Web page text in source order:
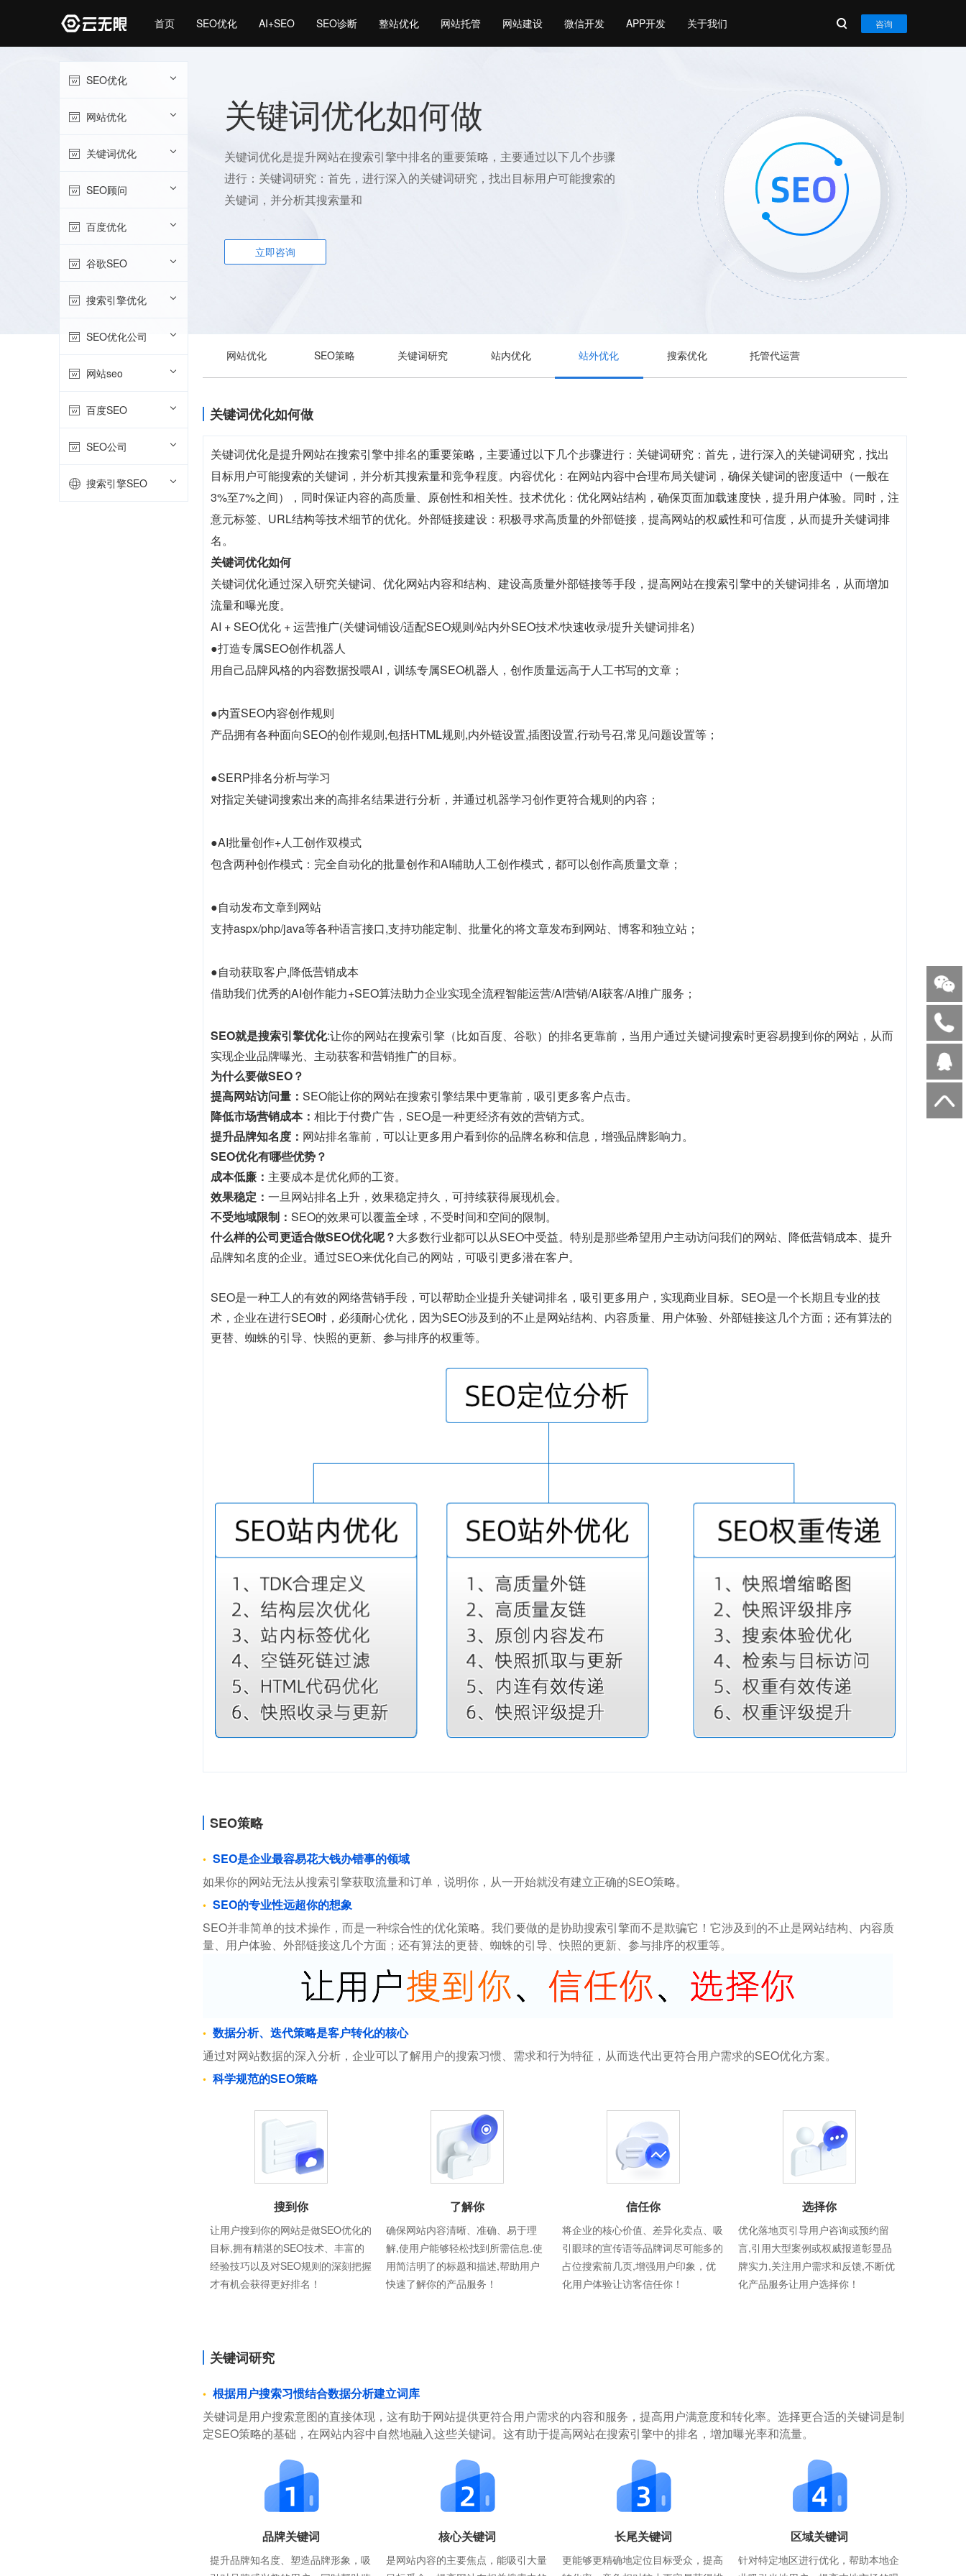
首页 SEO优化 AI+SEO SEO诊断 整站优化 网站托管 网站建设 微信开发 APP开发 关于我们 咨询
关键词优化如何做
关键词优化是提升网站在搜索引擎中排名的重要策略，主要通过以下几个步骤
进行：关键词研究：首先，进行深入的关键词研究，找出目标用户可能搜索的
关键词，并分析其搜索量和
立即咨询
SEO优化
网站优化
关键词优化
SEO顾问
百度优化
谷歌SEO
搜索引擎优化
SEO优化公司
网站seo
百度SEO
SEO公司
搜索引擎SEO
网站优化 SEO策略 关键词研究 站内优化 站外优化 搜索优化 托管代运营
关键词优化如何做
关键词优化是提升网站在搜索引擎中排名的重要策略，主要通过以下几个步骤进行：关键词研究：首先，进行深入的关键词研究，找出
目标用户可能搜索的关键词，并分析其搜索量和竞争程度。内容优化：在网站内容中合理布局关键词，确保关键词的密度适中（一般在
3%至7%之间），同时保证内容的高质量、原创性和相关性。技术优化：优化网站结构，确保页面加载速度快，提升用户体验。同时，注
意元标签、URL结构等技术细节的优化。外部链接建设：积极寻求高质量的外部链接，提高网站的权威性和可信度，从而提升关键词排
名。
关键词优化如何
关键词优化通过深入研究关键词、优化网站内容和结构、建设高质量外部链接等手段，提高网站在搜索引擎中的关键词排名，从而增加
流量和曝光度。
AI + SEO优化 + 运营推广(关键词铺设/适配SEO规则/站内外SEO技术/快速收录/提升关键词排名)
●打造专属SEO创作机器人
用自己品牌风格的内容数据投喂AI，训练专属SEO机器人，创作质量远高于人工书写的文章；
●内置SEO内容创作规则
产品拥有各种面向SEO的创作规则,包括HTML规则,内外链设置,插图设置,行动号召,常见问题设置等；
●SERP排名分析与学习
对指定关键词搜索出来的高排名结果进行分析，并通过机器学习创作更符合规则的内容；
●AI批量创作+人工创作双模式
包含两种创作模式：完全自动化的批量创作和AI辅助人工创作模式，都可以创作高质量文章；
●自动发布文章到网站
支持aspx/php/java等各种语言接口,支持功能定制、批量化的将文章发布到网站、博客和独立站；
●自动获取客户,降低营销成本
借助我们优秀的AI创作能力+SEO算法助力企业实现全流程智能运营/AI营销/AI获客/AI推广服务；
SEO就是搜索引擎优化:让你的网站在搜索引擎（比如百度、谷歌）的排名更靠前，当用户通过关键词搜索时更容易搜到你的网站，从而
实现企业品牌曝光、主动获客和营销推广的目标。
为什么要做SEO？
提高网站访问量： SEO能让你的网站在搜索引擎结果中更靠前，吸引更多客户点击。
降低市场营销成本： 相比于付费广告，SEO是一种更经济有效的营销方式。
提升品牌知名度： 网站排名靠前，可以让更多用户看到你的品牌名称和信息，增强品牌影响力。
SEO优化有哪些优势？
成本低廉： 主要成本是优化师的工资。
效果稳定： 一旦网站排名上升，效果稳定持久，可持续获得展现机会。
不受地域限制： SEO的效果可以覆盖全球，不受时间和空间的限制。
什么样的公司更适合做SEO优化呢？大多数行业都可以从SEO中受益。特别是那些希望用户主动访问我们的网站、降低营销成本、提升
品牌知名度的企业。通过SEO来优化自己的网站，可吸引更多潜在客户。
SEO是一种工人的有效的网络营销手段，可以帮助企业提升关键词排名，吸引更多用户，实现商业目标。SEO是一个长期且专业的技
术，企业在进行SEO时，必须耐心优化，因为SEO涉及到的不止是网站结构、内容质量、用户体验、外部链接这几个方面；还有算法的
更替、蜘蛛的引导、快照的更新、参与排序的权重等。
SEO策略
SEO是企业最容易花大钱办错事的领域
如果你的网站无法从搜索引擎获取流量和订单，说明你，从一开始就没有建立正确的SEO策略。
SEO的专业性远超你的想象
SEO并非简单的技术操作，而是一种综合性的优化策略。我们要做的是协助搜索引擎而不是欺骗它！它涉及到的不止是网站结构、内容质
量、用户体验、外部链接这几个方面；还有算法的更替、蜘蛛的引导、快照的更新、参与排序的权重等。
数据分析、迭代策略是客户转化的核心
通过对网站数据的深入分析，企业可以了解用户的搜索习惯、需求和行为特征，从而迭代出更符合用户需求的SEO优化方案。
科学规范的SEO策略
搜到你
让用户搜到你的网站是做SEO优化的
目标,拥有精湛的SEO技术、丰富的
经验技巧以及对SEO规则的深刻把握
才有机会获得更好排名！
了解你
确保网站内容清晰、准确、易于理
解,使用户能够轻松找到所需信息.使
用简洁明了的标题和描述,帮助用户
快速了解你的产品服务！
信任你
将企业的核心价值、差异化卖点、吸
引眼球的宣传语等品牌词尽可能多的
占位搜索前几页,增强用户印象，优
化用户体验让访客信任你！
选择你
优化落地页引导用户咨询或预约留
言,引用大型案例或权威报道彰显品
牌实力,关注用户需求和反馈,不断优
化产品服务让用户选择你！
关键词研究
根据用户搜索习惯结合数据分析建立词库
关键词是用户搜索意图的直接体现，这有助于网站提供更符合用户需求的内容和服务，提高用户满意度和转化率。选择更合适的关键词是制
定SEO策略的基础，在网站内容中自然地融入这些关键词。这有助于提高网站在搜索引擎中的排名，增加曝光率和流量。
品牌关键词
提升品牌知名度、塑造品牌形象，吸
核心关键词
是网站内容的主要焦点，能吸引大量
长尾关键词
更能够更精确地定位目标受众，提高
区域关键词
针对特定地区进行优化，帮助本地企